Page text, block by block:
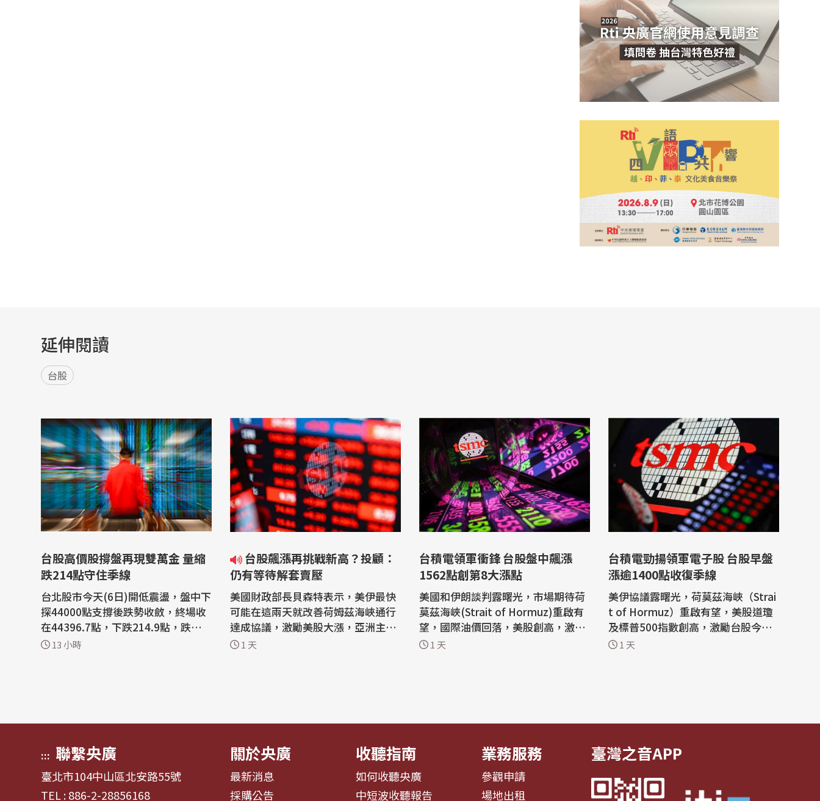
延伸閱讀
台股
台股高價股撐盤再現雙萬金 量縮
跌214點守住季線
台北股市今天(6日)開低震盪，盤中下
探44000點支撐後跌勢收斂，終場收
在44396.7點，下跌214.9點，跌幅0.
48%，成交金額新台幣9403.91億
13 小時
仍有等待解套賣壓
美國財政部長貝森特表示，美伊最快
可能在這兩天就改善荷姆茲海峽通行
達成協議，激勵美股大漲，亞洲主要
股市今天(5日)受激勵，台北股市近午
1 天
台積電領軍衝鋒 台股盤中飆漲
1562點創第8大漲點
美國和伊朗談判露曙光，市場期待荷
莫茲海峽(Strait of Hormuz)重啟有
望，國際油價回落，美股創高，激勵
台股開高走強，盤中最高44923.06
1 天
台積電勁揚領軍電子股 台股早盤
漲逾1400點收復季線
美伊協議露曙光，荷莫茲海峽（Strai
t of Hormuz）重啟有望，美股道瓊
及標普500指數創高，激勵台股今天
(5日)開盤跳空大漲超過千點，早盤最
1 天
::: 聯繫央廣
臺北市104中山區北安路55號
TEL : 886-2-28856168
關於央廣
最新消息
採購公告
收聽指南
如何收聽央廣
中短波收聽報告
業務服務
參觀申請
場地出租
臺灣之音APP